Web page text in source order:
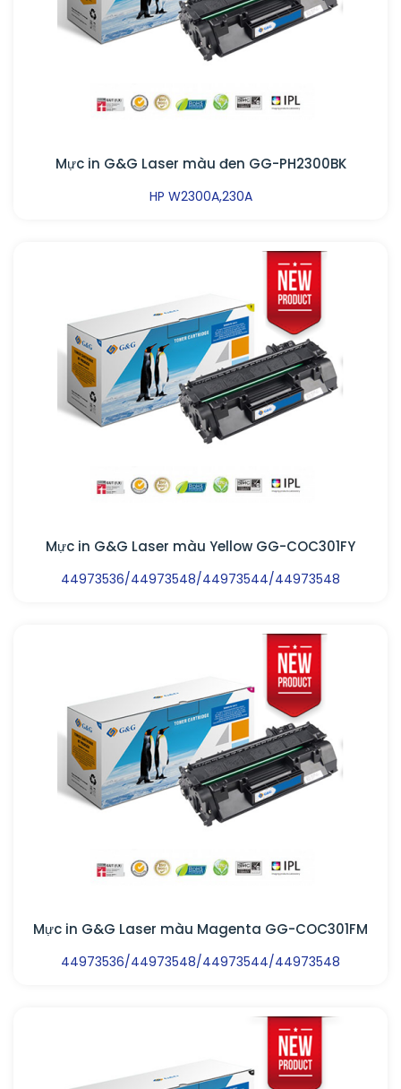
Mực in G&G Laser màu đen GG-PH2300BK
HP W2300A,230A
Mực in G&G Laser màu Yellow GG-COC301FY
44973536/44973548/44973544/44973548
Mực in G&G Laser màu Magenta GG-COC301FM
44973536/44973548/44973544/44973548